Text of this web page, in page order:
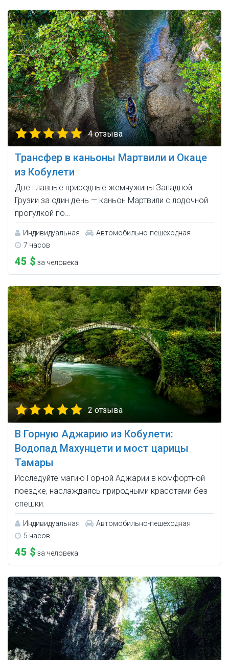
4 отзыва
Трансфер в каньоны Мартвили и Окаце
из Кобулети
Две главные природные жемчужины Западной
Грузии за один день — каньон Мартвили с лодочной
прогулкой по…
Индивидуальная
Автомобильно-пешеходная
7 часов
45 $ за человека
2 отзыва
В Горную Аджарию из Кобулети:
Водопад Махунцети и мост царицы
Тамары
Исследуйте магию Горной Аджарии в комфортной
поездке, наслаждаясь природными красотами без
спешки.
Индивидуальная
Автомобильно-пешеходная
5 часов
45 $ за человека